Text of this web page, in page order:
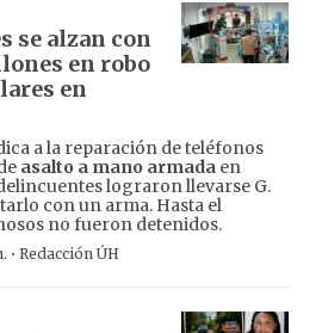
se alzan con
en robo
en
a la reparación de teléfonos
asalto a mano armada en
lograron llevarse G.
con un arma. Hasta el
no fueron detenidos.
· Redacción ÚH